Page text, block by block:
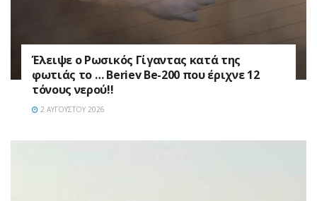
Έλειψε ο Ρωσικός Γίγαντας κατά της
φωτιάς το … Beriev Be-200 που έριχνε 12
τόνους νερού!!
2 ΑΥΓΟΎΣΤΟΥ 2026